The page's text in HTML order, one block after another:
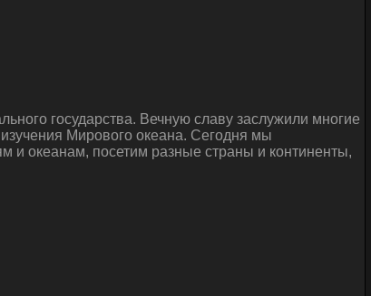
государства. Вечную славу заслужили многие
Мирового океана. Сегодня мы
и океанам, посетим разные страны и континенты,